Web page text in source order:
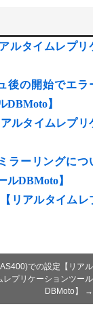
ルタイムレプリ
後の開始でエラ
DBMoto】
ルタイムレプリ
ラーリングにつ
ルDBMoto】
リアルタイムレ
での設定【リアル
レプリケーションツール
DBMoto】
→